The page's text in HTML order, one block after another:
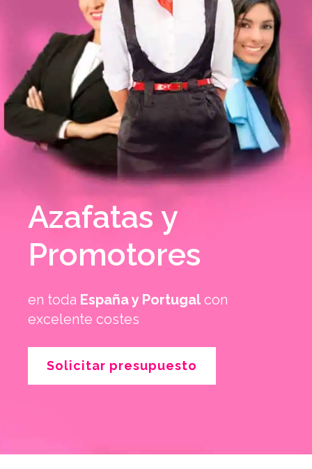
Azafatas y
Promotores
en toda España y Portugal con
excelente costes
Solicitar presupuesto